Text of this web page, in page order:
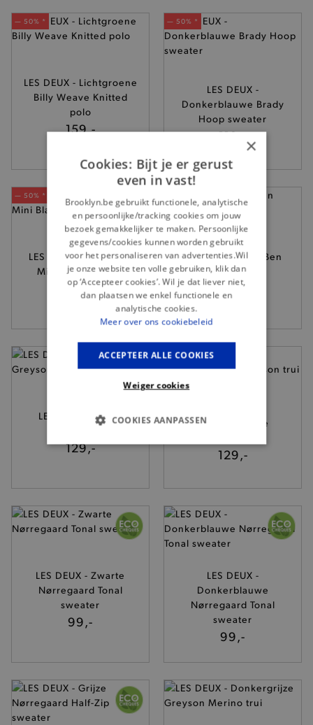
— 50% *
LES DEUX - Lichtgroene
Billy Weave Knitted
polo
159,-
— 50% *
LES DEUX -
Donkerblauwe Brady
Hoop sweater
119,-
— 50% *
LES DEUX - Gele Cole
Mini Blake hoodie
139,-
LES DEUX - Ecru Ben
Artist sweater
119,-
LES DEUX - Grijze
129,-
Donkerblauwe
129,-
LES DEUX - Zwarte
Nørregaard Tonal
sweater
99,-
LES DEUX -
Donkerblauwe
Nørregaard Tonal
sweater
99,-
×
Cookies: Bijt je er gerust
even in vast!
Brooklyn.be gebruikt functionele, analytische
en persoonlijke/tracking cookies om jouw
bezoek gemakkelijker te maken. Persoonlijke
gegevens/cookies kunnen worden gebruikt
voor het personaliseren van advertenties.Wil
je onze website ten volle gebruiken, klik dan
op ‘Accepteer cookies’. Wil je dat liever niet,
dan plaatsen we enkel functionele en
analytische cookies.
Meer over ons cookiebeleid
ACCEPTEER ALLE COOKIES
Weiger cookies
COOKIES AANPASSEN
BASIS COOKIES
TARGETING
FUNCTIONALITEIT
De strikt noodzakelijke cookies verbeteren jouw
site op een correcte manier wordt verorberd. De
analytische en functionele cookies vullen hun
buikjes algemene bezoekersinformatie, maar
niet jouw identiteit.